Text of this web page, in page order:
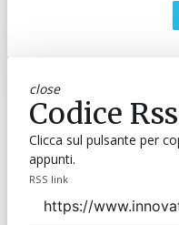
close
Codice Rss
Clicca sul pulsante per
appunti.
RSS link